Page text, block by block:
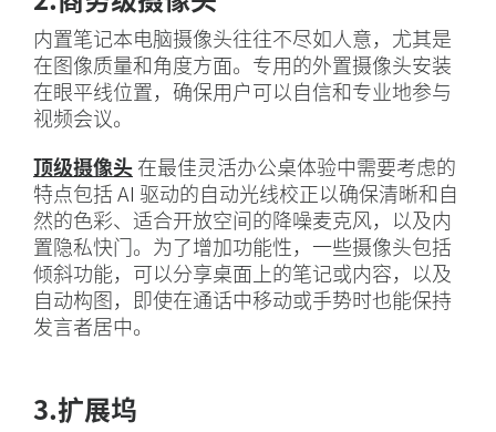
内置笔记本电脑摄像头往往不尽如人意，尤其是
在图像质量和角度方面。专用的外置摄像头安装
在眼平线位置，确保用户可以自信和专业地参与
视频会议。
顶级摄像头在最佳灵活办公桌体验中需要考虑的
特点包括 AI 驱动的自动光线校正以确保清晰和自
然的色彩、适合开放空间的降噪麦克风，以及内
置隐私快门。为了增加功能性，一些摄像头包括
倾斜功能，可以分享桌面上的笔记或内容，以及
自动构图，即使在通话中移动或手势时也能保持
发言者居中。
3.扩展坞